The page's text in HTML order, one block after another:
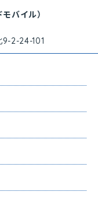
モバイル）
2-24-101